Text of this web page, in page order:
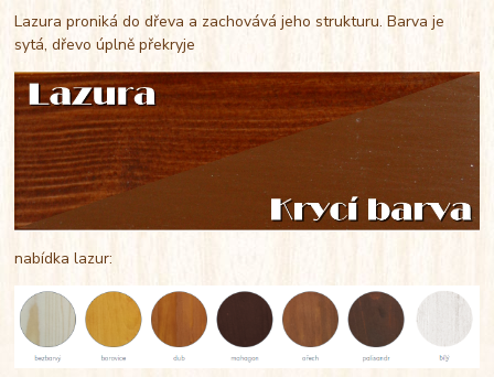
Lazura proniká do dřeva a zachovává jeho strukturu. Barva je
sytá, dřevo úplně překryje
nabídka lazur: